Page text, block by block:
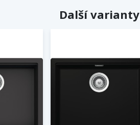
Další varianty